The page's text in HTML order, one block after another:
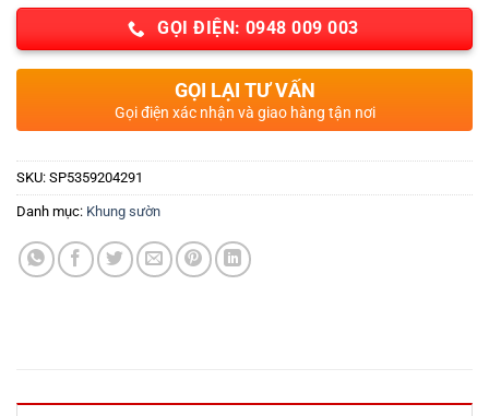
GỌI ĐIỆN: 0948 009 003
GỌI LẠI TƯ VẤN
Gọi điện xác nhận và giao hàng tận nơi
SKU: SP5359204291
Danh mục: Khung sườn